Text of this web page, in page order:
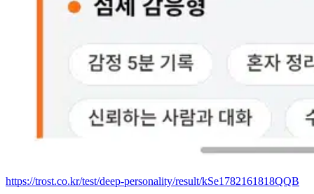
https://trost.co.kr/test/deep-personality/result/kSe1782161818QQB